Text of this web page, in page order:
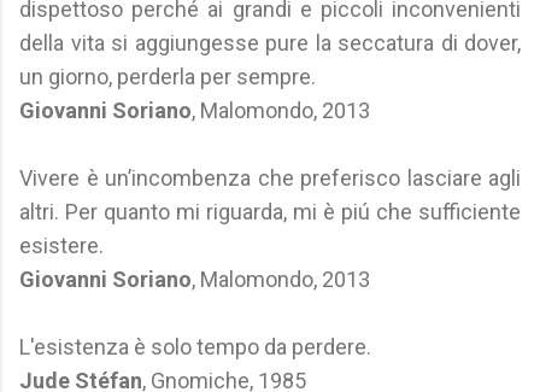
dispettoso perché ai grandi e piccoli inconvenienti
della vita si aggiungesse pure la seccatura di dover,
un giorno, perderla per sempre.
Giovanni Soriano, Malomondo, 2013
Vivere è un’incombenza che preferisco lasciare agli
altri. Per quanto mi riguarda, mi è piú che sufficiente
esistere.
Giovanni Soriano, Malomondo, 2013
L'esistenza è solo tempo da perdere.
Jude Stéfan, Gnomiche, 1985